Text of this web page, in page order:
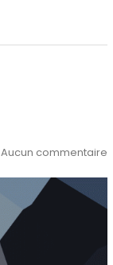
Aucun commentaire